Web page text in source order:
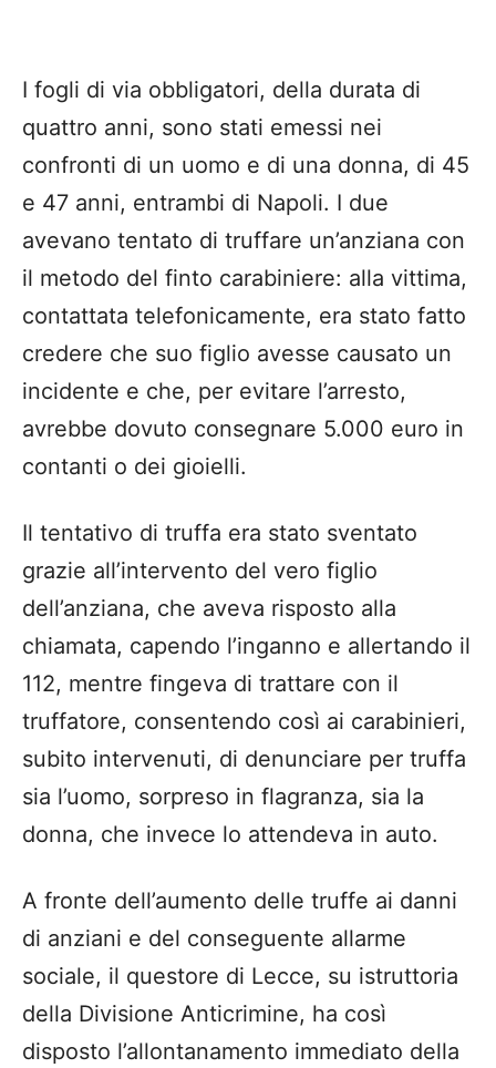
I fogli di via obbligatori, della durata di
quattro anni, sono stati emessi nei
confronti di un uomo e di una donna, di 45
e 47 anni, entrambi di Napoli. I due
avevano tentato di truffare un’anziana con
il metodo del finto carabiniere: alla vittima,
contattata telefonicamente, era stato fatto
credere che suo figlio avesse causato un
incidente e che, per evitare l’arresto,
avrebbe dovuto consegnare 5.000 euro in
contanti o dei gioielli.
Il tentativo di truffa era stato sventato
grazie all’intervento del vero figlio
dell’anziana, che aveva risposto alla
chiamata, capendo l’inganno e allertando il
112, mentre fingeva di trattare con il
truffatore, consentendo così ai carabinieri,
subito intervenuti, di denunciare per truffa
sia l’uomo, sorpreso in flagranza, sia la
donna, che invece lo attendeva in auto.
A fronte dell’aumento delle truffe ai danni
di anziani e del conseguente allarme
sociale, il questore di Lecce, su istruttoria
della Divisione Anticrimine, ha così
disposto l’allontanamento immediato della